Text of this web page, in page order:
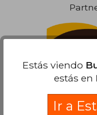
Estás viendo
estás en
Ir a